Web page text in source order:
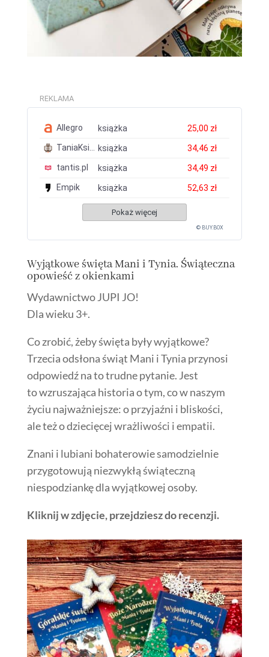
REKLAMA
Allegro książka
25,00 zł
TaniaKsiazka.pl
książka
34,46 zł
tantis.pl
książka
34,49 zł
Empik
książka 52,63 zł
Pokaż więcej
© BUY.BOX
Wyjątkowe święta Mani i Tynia. Świąteczna
opowieść z okienkami
Wydawnictwo JUPI JO!
Dla wieku 3+.
Co zrobić, żeby święta były wyjątkowe?
Trzecia odsłona świąt Mani i Tynia przynosi
odpowiedź na to trudne pytanie. Jest
to wzruszająca historia o tym, co w naszym
życiu najważniejsze: o przyjaźni i bliskości,
ale też o dziecięcej wrażliwości i empatii.
Znani i lubiani bohaterowie samodzielnie
przygotowują niezwykłą świąteczną
niespodziankę dla wyjątkowej osoby.
Kliknij w zdjęcie, przejdziesz do recenzji.